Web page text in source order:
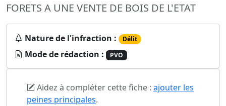
FORETS A UNE VENTE DE BOIS DE L'ETAT
Nature de l'infraction : Délit
Mode de rédaction : PVO
Aidez à compléter cette fiche : ajouter les
peines principales.